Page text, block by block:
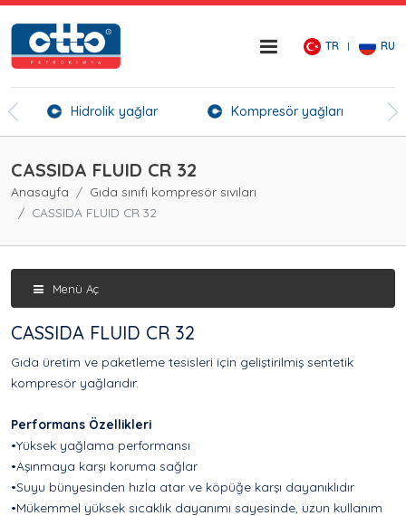
TR RU
Hidrolik yağlar Kompresör yağları
CASSIDA FLUID CR 32
Anasayfa
Gıda sınıfı kompresör sıvıları
CASSIDA FLUID CR 32
Menü Aç
CASSIDA FLUID CR 32
Gıda üretim ve paketleme tesisleri için geliştirilmiş sentetik
kompresör yağlarıdır.
Performans Özellikleri
•Yüksek yağlama performansı
•Aşınmaya karşı koruma sağlar
•Suyu bünyesinden hızla atar ve köpüğe karşı dayanıklıdır
•Mükemmel yüksek sıcaklık dayanımı sayesinde, uzun kullanım